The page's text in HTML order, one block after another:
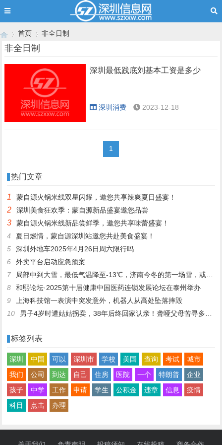
首页
›
非全日制
非全日制
深圳最低践底刘基本工资是多少
深圳消费 2023-12-18
1
热门文章
1 蒙自源火锅米线双星闪耀，邀您共享辣爽夏日盛宴！
2 深圳美食狂欢季：蒙自源新品盛宴邀您品尝
3
蒙自源火锅米线新品尝鲜季，邀您共享味蕾盛宴！
4
夏日燃情，蒙自源深圳站邀您共赴美食盛宴！
5
深圳外地车2025年4月26日周六限行吗
6
外卖平台启动应急预案
7
局部中到大雪，最低气温降至-13℃，济南今冬的第一场雪，或跟去年同一时间！
8
和熙论坛·2025第十届健康中国医药连锁发展论坛在泰州举办
9
上海科技馆一表演中突发意外，机器人从高处坠落摔毁
10
男子4岁时遭姑姑拐卖，38年后终回家认亲！聋哑父母苦寻多年，母亲已抱憾离世丨红星寻人
标签列表
深圳 中国 可以 深圳市 学校 美国 查询 考试
城市
我们
公司 到达 自己 住房 医院 一个 特朗普
企业
孩子
中学 工作 申请 学生 公积金 违章 信息
疫情
科目
点击 办理